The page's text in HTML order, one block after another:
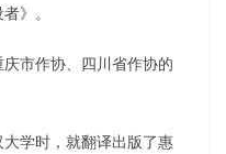
》。
市作协、四川省作协的
学时，就翻译出版了惠